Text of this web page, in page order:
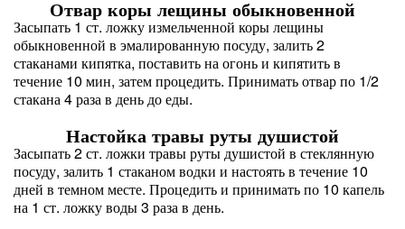
Отвар коры лещины обыкновенной
Засыпать 1 ст. ложку измельченной коры лещины
обыкновенной в эмалированную посуду, залить 2
стаканами кипятка, поставить на огонь и кипятить в
течение 10 мин, затем процедить. Принимать отвар по 1/2
стакана 4 раза в день до еды.
Настойка травы руты душистой
Засыпать 2 ст. ложки травы руты душистой в стеклянную
посуду, залить 1 стаканом водки и настоять в течение 10
дней в темном месте. Процедить и принимать по 10 капель
на 1 ст. ложку воды 3 раза в день.